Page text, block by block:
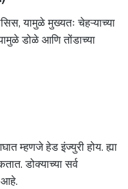
यामुळे मुख्यतः चेहऱ्याच्या
डोळे आणि तोंडाच्या
म्हणजे हेड इंज्युरी होय. ह्या
डोक्याच्या सर्व
आहे.